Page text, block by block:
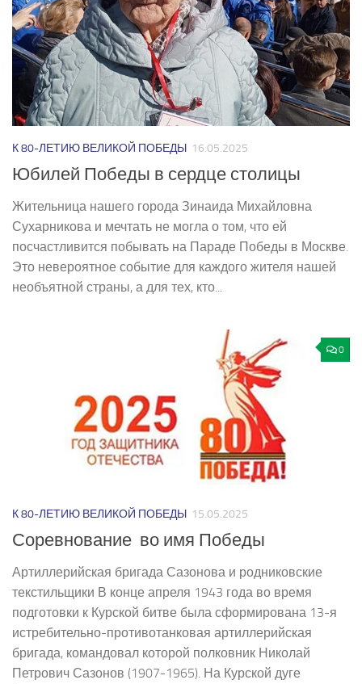
К 80-ЛЕТИЮ ВЕЛИКОЙ ПОБЕДЫ 16.05.2025
Юбилей Победы в сердце столицы
Жительница нашего города Зинаида Михайловна
Сухарникова и мечтать не могла о том, что ей
посчастливится побывать на Параде Победы в Москве.
Это невероятное событие для каждого жителя нашей
необъятной страны, а для тех, кто...
0
К 80-ЛЕТИЮ ВЕЛИКОЙ ПОБЕДЫ 15.05.2025
Соревнование во имя Победы
Артиллерийская бригада Сазонова и родниковские
текстильщики В конце апреля 1943 года во время
подготовки к Курской битве была сформирована 13-я
истребительно-противотанковая артиллерийская
бригада, командовал которой полковник Николай
Петрович Сазонов (1907-1965). На Курской дуге